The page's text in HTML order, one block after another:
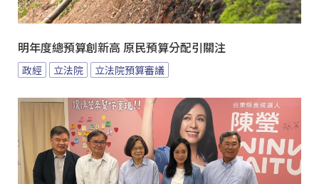
明年度總預算創新高 原民預算分配引關注
政經 立法院 立法院預算審議